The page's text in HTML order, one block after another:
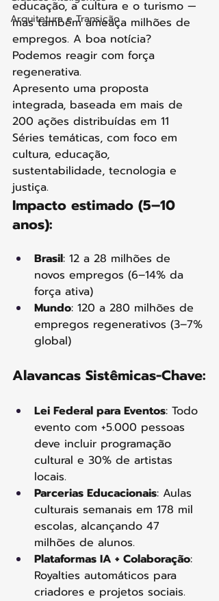
Arquitetura e Transição
educação, a cultura e o turismo —
mas também ameaça milhões de
empregos. A boa notícia?
Podemos reagir com força
regenerativa.
Apresento uma proposta
integrada, baseada em mais de
200 ações distribuídas em 11
Séries temáticas, com foco em
cultura, educação,
sustentabilidade, tecnologia e
justiça.
Impacto estimado (5–10
anos):
Brasil: 12 a 28 milhões de
novos empregos (6–14% da
força ativa)
Mundo: 120 a 280 milhões de
empregos regenerativos (3–7%
global)
Alavancas Sistêmicas-Chave:
Lei Federal para Eventos: Todo
evento com +5.000 pessoas
deve incluir programação
cultural e 30% de artistas
locais.
Parcerias Educacionais: Aulas
culturais semanais em 178 mil
escolas, alcançando 47
milhões de alunos.
Plataformas IA + Colaboração:
Royalties automáticos para
criadores e projetos sociais.